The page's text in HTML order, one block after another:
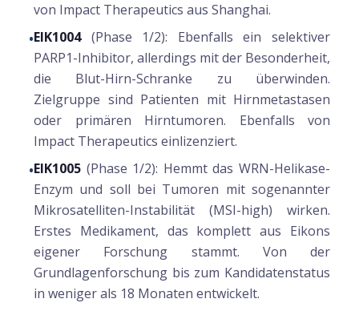
von Impact Therapeutics aus Shanghai.
•EIK1004(Phase 1/2): Ebenfalls ein selektiver
PARP1-Inhibitor, allerdings mit der Besonderheit,
die Blut-Hirn-Schranke zu überwinden.
Zielgruppe sind Patienten mit Hirnmetastasen
oder primären Hirntumoren. Ebenfalls von
Impact Therapeutics einlizenziert.
•EIK1005 (Phase 1/2): Hemmt das WRN-Helikase-
Enzym und soll bei Tumoren mit sogenannter
Mikrosatelliten-Instabilität (MSI-high) wirken.
Erstes Medikament, das komplett aus Eikons
eigener Forschung stammt. Von der
Grundlagenforschung bis zum Kandidatenstatus
in weniger als 18 Monaten entwickelt.